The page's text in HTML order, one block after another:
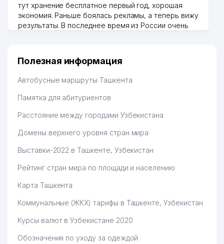
тут хранение бесплатное первый год, хорошая
экономия. Раньше боялась рекламы, а теперь вижу
результаты. В последнее время из России очень
Hamida 03.08.2026 12:45:39
Полезная информация
Автобусные маршруты Ташкента
Памятка для абитуриентов
Расстояние между городами Узбекистана
Домены верхнего уровня стран мира
Выставки-2022 в Ташкенте, Узбекистан
Рейтинг стран мира по площади и населению
Карта Ташкента
Коммунальные (ЖКХ) тарифы в Ташкенте, Узбекистан
Курсы валют в Узбекистане 2020
Обозначения по уходу за одеждой